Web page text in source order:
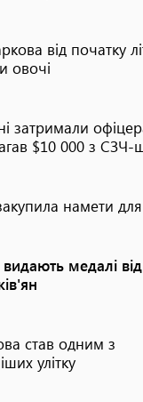
від початку
овочі
затримали
$10 000 з СЗЧ-
намети
медалі
став одним з
улітку